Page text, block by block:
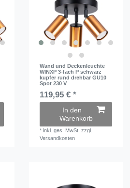
Wand und Deckenleuchte
WINXP 3-fach P schwarz
kupfer rund drehbar GU10
Spot 230 V
119,95 € *
In den
Warenkorb
*inkl. ges. MwSt. zzgl.
Versandkosten